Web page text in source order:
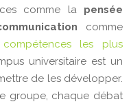
comme la pensée
comme
les plus
universitaire est un
de les développer.
groupe, chaque débat